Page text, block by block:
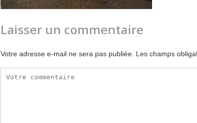
Laisser un commentaire
Votre adresse e-mail ne sera pas publiée. Les champs